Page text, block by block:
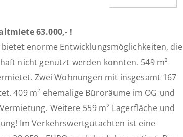
63.000,- !
enorme Entwicklungsmöglichkeiten, die
nicht genutzt werden konnten. 549 m²
Zwei Wohnungen mit insgesamt 167
409 m² ehemalige Büroräume im OG und
Weitere 559 m² Lagerfläche und
Im Verkehrswertgutachten ist eine